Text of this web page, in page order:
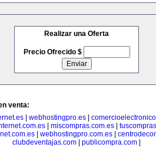
Realizar una Oferta
Precio Ofrecido $
venta:
webhostingpro.es
| miscompras.com.es|
| webhostingpro.com.es|
clubdeventajas.com
publicompra.com